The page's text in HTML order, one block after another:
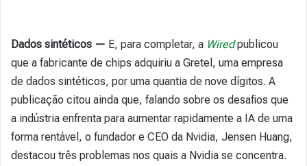
Dados sintéticos — E, para completar, a Wiredpublicou
que a fabricante de chips adquiriu a Gretel, uma empresa
de dados sintéticos, por uma quantia de nove dígitos. A
publicação citou ainda que, falando sobre os desafios que
a indústria enfrenta para aumentar rapidamente a IA de uma
forma rentável, o fundador e CEO da Nvidia, Jensen Huang,
destacou três problemas nos quais a Nvidia se concentra.